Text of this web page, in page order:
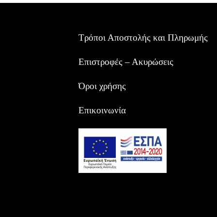
Τρόποι Αποστολής και Πληρωμής
Επιστροφές – Ακυρώσεις
Όροι χρήσης
Επικοινωνία